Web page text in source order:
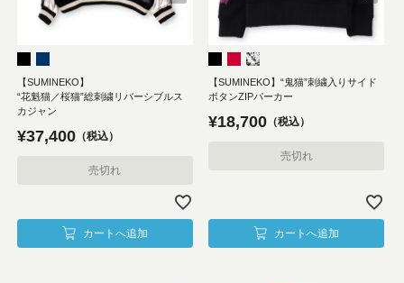
【SUMINEKO】
“花魁猫／桜猫”総刺繍リバーシブルス
カジャン
¥37,400 税込
売切れ
カートへ追加
【SUMINEKO】“鬼猫”刺繍入りサイド
ボタンZIPパーカー
¥18,700 税込
売切れ
カートへ追加